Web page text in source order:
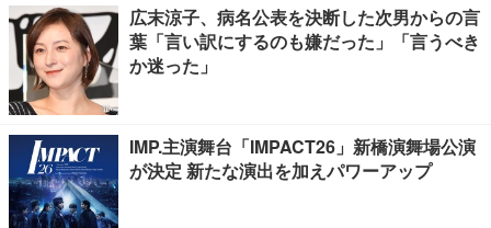
広末涼子、病名公表を決断した次男からの言
葉「言い訳にするのも嫌だった」「言うべき
か迷った」
IMP.主演舞台「IMPACT26」新橋演舞場公演
が決定 新たな演出を加えパワーアップ